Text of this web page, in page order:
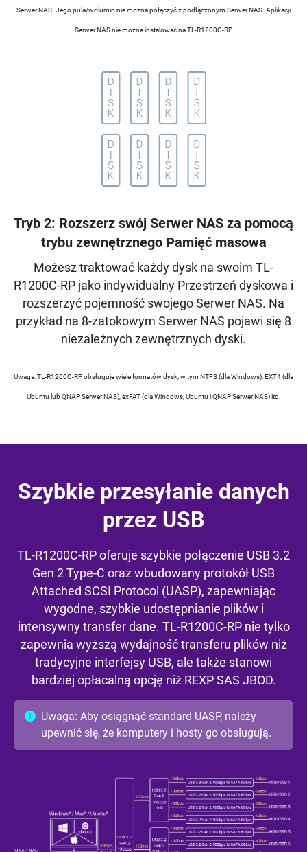
Serwer NAS. Jego pula/wolumin nie można połączyć z podłączonym Serwer NAS. Aplikacji
Serwer NAS nie można instalować na TL-R1200C-RP.
Tryb 2: Rozszerz swój Serwer NAS za pomocą
trybu zewnętrznego Pamięć masowa
Możesz traktować każdy dysk na swoim TL-
R1200C-RP jako indywidualny Przestrzeń dyskowa i
rozszerzyć pojemność swojego Serwer NAS. Na
przykład na 8-zatokowym Serwer NAS pojawi się 8
niezależnych zewnętrznych dyski.
Uwaga: TL-R1200C-RP obsługuje wiele formatów dysk, w tym NTFS (dla Windows), EXT4 (dla
Ubuntu lub QNAP Serwer NAS), exFAT (dla Windows, Ubuntu i QNAP Serwer NAS) itd.
Szybkie przesyłanie danych
przez USB
TL-R1200C-RP oferuje szybkie połączenie USB 3.2
Gen 2 Type-C oraz wbudowany protokół USB
Attached SCSI Protocol (UASP), zapewniając
wygodne, szybkie udostępnianie plików i
intensywny transfer dane. TL-R1200C-RP nie tylko
zapewnia wyższą wydajność transferu plików niż
tradycyjne interfejsy USB, ale także stanowi
bardziej opłacalną opcję niż REXP SAS JBOD.
Uwaga: Aby osiągnąć standard UASP, należy
upewnić się, że komputery i hosty go obsługują.